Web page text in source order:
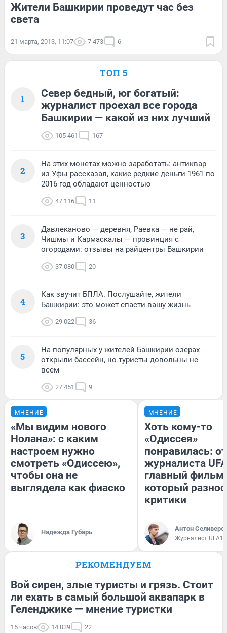
Жители Башкирии проведут час без
света
21 марта, 2013, 11:07 7 473 6
ТОП 5
1
Север бедный, юг богатый:
журналист проехал все города
Башкирии — какой из них лучший
105 461 167
2
На этих монетах можно заработать: антиквар
из Уфы рассказал, какие редкие деньги 1961 по
2016 год обладают ценностью
47 116 11
3
Давлеканово — деревня, Раевка — не рай,
Чишмы и Кармаскалы — провинция с
огородами: отзывы на райцентры Башкирии
37 080 20
4
Как звучит БПЛА. Послушайте, жители
Башкирии: это может спасти вашу жизнь
29 022 36
5
На популярных у жителей Башкирии озерах
открыли бассейн, но туристы довольны не
всем
27 451 9
МНЕНИЕ
«Мы видим нового
Нолана»: с каким
настроем нужно
смотреть «Одиссею»,
чтобы она не
выглядела как фиаско
Надежда Губарь
МНЕНИЕ
Хоть кому-то
«Одиссея»
понравилась:
журналиста
главный фильм
который
критики
Антон
Журналист
РЕКОМЕНДУЕМ
Вой сирен, злые туристы и грязь. Стоит
ли ехать в самый большой аквапарк в
Геленджике — мнение туристки
15 часов 14 039 22